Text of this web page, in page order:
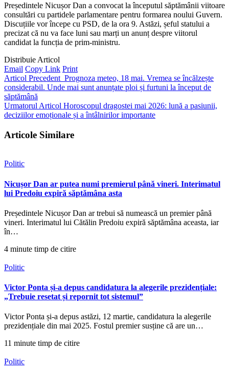
Președintele Nicușor Dan a convocat la începutul săptămânii viitoare
consultări cu partidele parlamentare pentru formarea noului Guvern.
Discuțiile vor începe cu PSD, de la ora 9. Astăzi, șeful statului a
precizat că nu va face luni sau marți un anunț despre viitorul
candidat la funcția de prim-ministru.
Distribuie Articol
Email Copy Link Print
Articol Precedent Prognoza meteo, 18 mai. Vremea se încălzește
considerabil. Unde mai sunt anunțate ploi și furtuni la început de
săptămână
Urmatorul Articol Horoscopul dragostei mai 2026: lună a pasiunii,
deciziilor emoționale și a întâlnirilor importante
Articole Similare
Politic
Nicușor Dan ar putea numi premierul până vineri. Interimatul
lui Predoiu expiră săptămâna asta
Președintele Nicușor Dan ar trebui să numească un premier până
vineri. Interimatul lui Cătălin Predoiu expiră săptămâna aceasta, iar
în…
4 minute timp de citire
Politic
Victor Ponta și-a depus candidatura la alegerile prezidențiale:
„Trebuie resetat și repornit tot sistemul”
Victor Ponta și-a depus astăzi, 12 martie, candidatura la alegerile
prezidențiale din mai 2025. Fostul premier susține că are un…
11 minute timp de citire
Politic